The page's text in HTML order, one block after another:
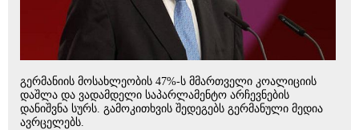
გერმანიის მოსახლეობის 47%-ს მმართველი კოალიციის
დაშლა და ვადამდელი საპარლამენტო არჩევნების
დანიშვნა სურს. გამოკითხვის შედეგებს გერმანული მედია
ავრცელებს.